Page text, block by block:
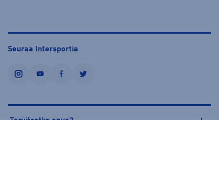
Seuraa Intersportia
instagramyoutubefacebooktwitter
Tarvitsetko apua?